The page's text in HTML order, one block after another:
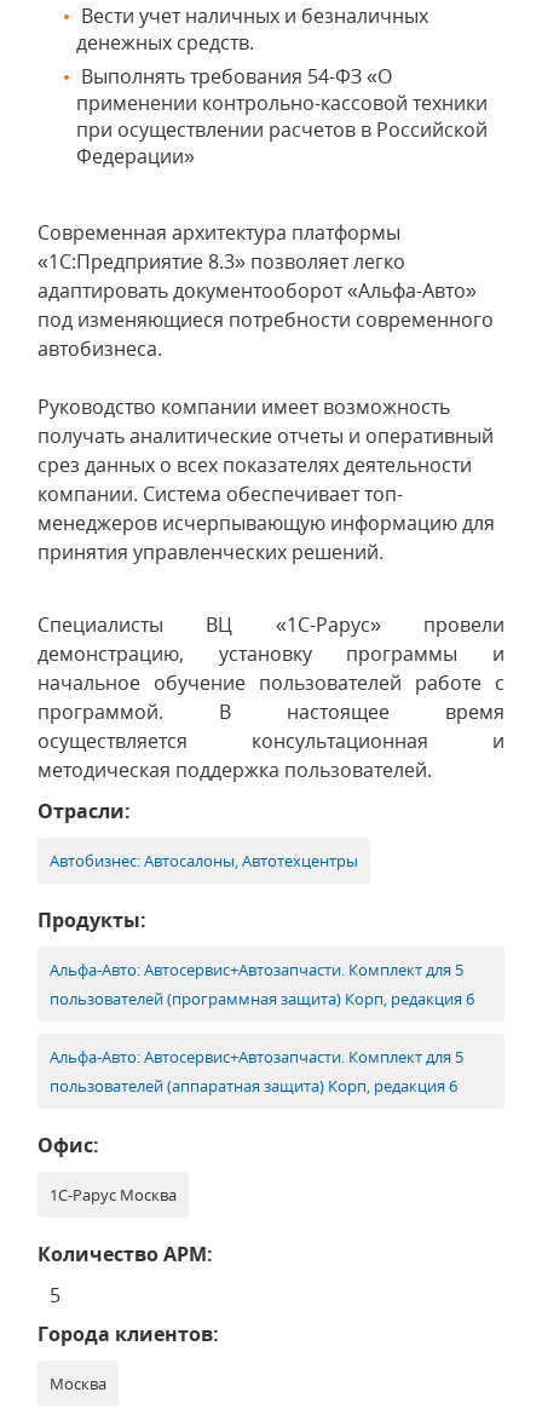
Вести учет наличных и безналичных
денежных средств.
Выполнять требования 54-ФЗ «О
применении контрольно-кассовой техники
при осуществлении расчетов в Российской
Федерации»
Современная архитектура платформы
«1С:Предприятие 8.3» позволяет легко
адаптировать документооборот «Альфа-Авто»
под изменяющиеся потребности современного
автобизнеса.
Руководство компании имеет возможность
получать аналитические отчеты и оперативный
срез данных о всех показателях деятельности
компании. Система обеспечивает топ-
менеджеров исчерпывающую информацию для
принятия управленческих решений.
Специалисты ВЦ «1С-Рарус» провели
демонстрацию, установку программы и
начальное обучение пользователей работе с
программой. В настоящее время
осуществляется консультационная и
методическая поддержка пользователей.
Отрасли:
Автобизнес: Автосалоны, Автотехцентры
Продукты:
Альфа-Авто: Автосервис+Автозапчасти. Комплект для 5
пользователей (программная защита) Корп, редакция 6
Альфа-Авто: Автосервис+Автозапчасти. Комплект для 5
пользователей (аппаратная защита) Корп, редакция 6
Офис:
1С-Рарус Москва
Количество АРМ:
5
Города клиентов:
Москва